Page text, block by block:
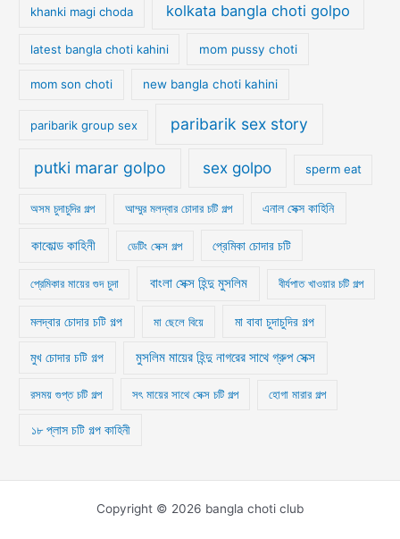
khanki magi choda kolkata bangla choti golpo
latest bangla choti kahini mom pussy choti
mom son choti new bangla choti kahini
paribarik group sex paribarik sex story
putki marar golpo sex golpo sperm eat
অসম চুদাচুদির গল্প আম্মুর মলদ্বার চোদার চটি গল্প এনাল সেক্স কাহিনি
কাকোল্ড কাহিনী ডেটিং সেক্স গল্প প্রেমিকা চোদার চটি
প্রেমিকার মায়ের গুদ চুদা বাংলা সেক্স হিন্দু মুসলিম বীর্যপাত খাওয়ার চটি গল্প
মলদ্বার চোদার চটি গল্প মা ছেলে বিয়ে মা বাবা চুদাচুদির গল্প
মুখ চোদার চটি গল্প মুসলিম মায়ের হিন্দু নাগরের সাথে গ্রুপ সেক্স
রসময় গুপ্ত চটি গল্প সৎ মায়ের সাথে সেক্স চটি গল্প হোগা মারার গল্প
১৮ প্লাস চটি গল্প কাহিনী
Copyright © 2026 bangla choti club